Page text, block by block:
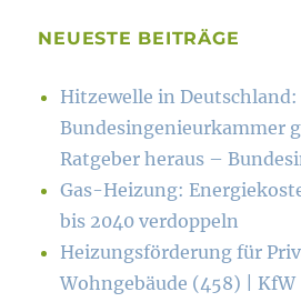
NEUESTE BEITRÄGE
Hitzewelle in Deutschland:
Bundesingenieurkammer
Ratgeber heraus –
Gas-Heizung:
bis 2040 verdoppeln
Heizungsförderung für
Wohngebäude (458) | KfW